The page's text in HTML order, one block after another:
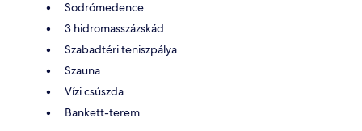
Sodrómedence
3 hidromasszázskád
Szabadtéri teniszpálya
Szauna
Vízi csúszda
Bankett-terem